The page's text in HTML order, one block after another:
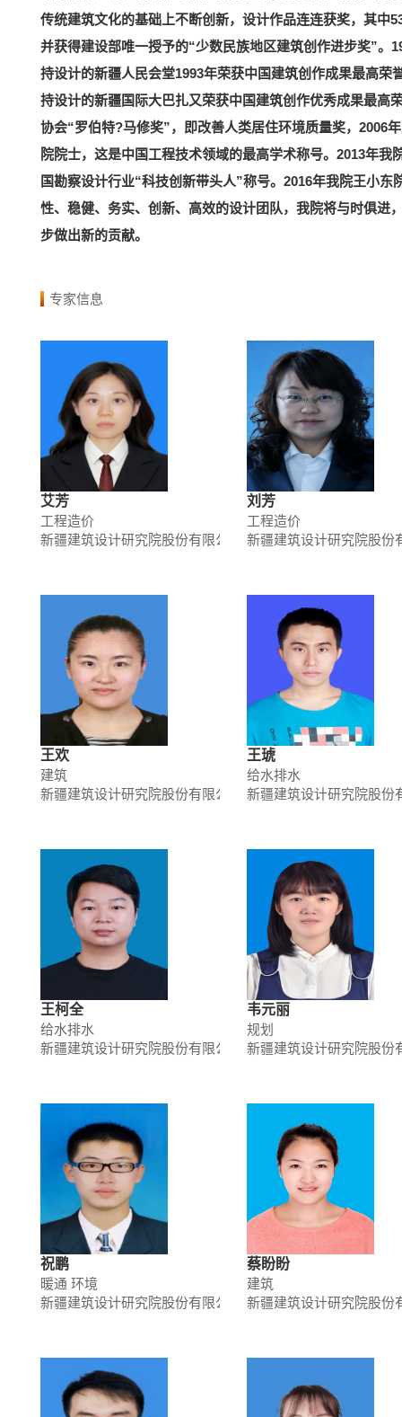
传统建筑文化的基础上不断创新，设计作品连连获奖，其中
并获得建设部唯一授予的“少数民族地区建筑创作进步奖”。
持设计的新疆人民会堂1993年荣获中国建筑创作成果最高
持设计的新疆国际大巴扎又荣获中国建筑创作优秀成果最高
协会“罗伯特?马修奖”，即改善人类居住环境质量奖，2006
院院士，这是中国工程技术领域的最高学术称号。2013年
国勘察设计行业“科技创新带头人”称号。2016年我院王小
性、稳健、务实、创新、高效的设计团队，我院将与时俱进
步做出新的贡献。
专家信息
艾芳
工程造价
新疆建筑设计研究院股份有限公司
刘芳
工程造价
新疆建筑设计研究院股份
王欢
建筑
新疆建筑设计研究院股份有限公司
王琥
给水排水
新疆建筑设计研究院股份
王柯全
给水排水
新疆建筑设计研究院股份有限公司
韦元丽
规划
新疆建筑设计研究院股份
祝鹏
暖通 环境
新疆建筑设计研究院股份有限公司
蔡盼盼
建筑
新疆建筑设计研究院股份